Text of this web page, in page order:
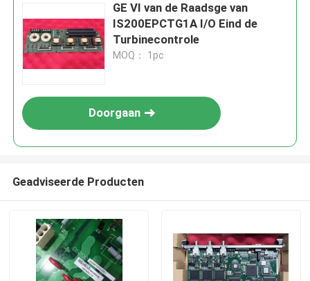
GE VI van de Raadsge van
IS200EPCTG1A I/O Eind de
Turbinecontrole
MOQ： 1pc
Doorgaan
Geadviseerde Producten